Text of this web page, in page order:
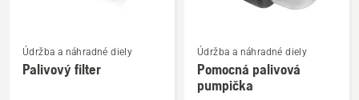
viac
podrobností
Údržba a náhradné diely
Palivový filter
viac
podrobností
Údržba a náhradné diely
Pomocná palivová
pumpička